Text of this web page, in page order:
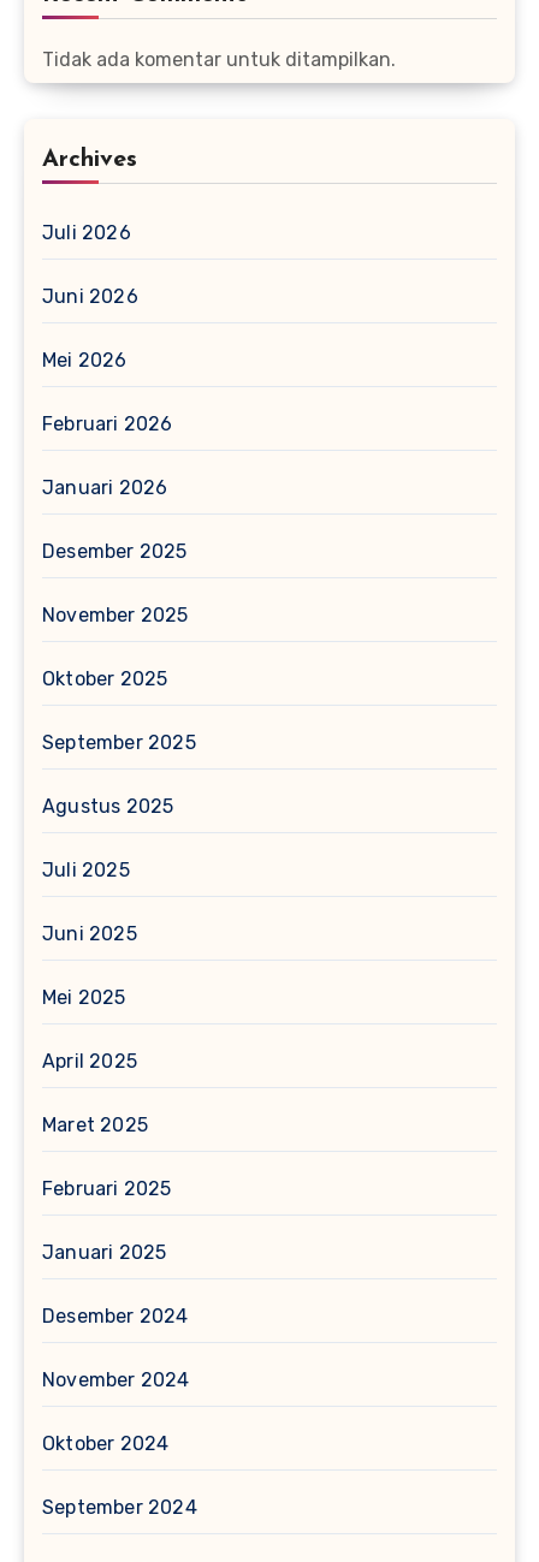
Tidak ada komentar untuk ditampilkan.
Archives
Juli 2026
Juni 2026
Mei 2026
Februari 2026
Januari 2026
Desember 2025
November 2025
Oktober 2025
September 2025
Agustus 2025
Juli 2025
Juni 2025
Mei 2025
April 2025
Maret 2025
Februari 2025
Januari 2025
Desember 2024
November 2024
Oktober 2024
September 2024